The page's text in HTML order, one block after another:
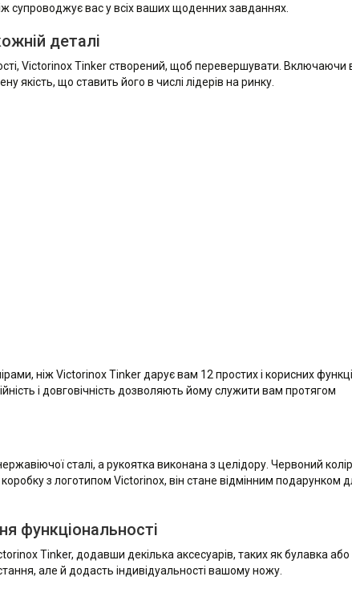
супроводжує вас у всіх ваших щоденних завданнях.
деталі
Victorinox Tinker створений, щоб перевершувати. Включаючи
якість, що ставить його в числі лідерів на ринку.
ніж Victorinox Tinker дарує вам 12 простих і корисних
і довговічність дозволяють йому служити вам протягом
сталі, а рукоятка виконана з целідору. Червоний колір
з логотипом Victorinox, він стане відмінним подарунком
функціональності
Tinker, додавши декілька аксесуарів, таких як булавка або
але й додасть індивідуальності вашому ножу.